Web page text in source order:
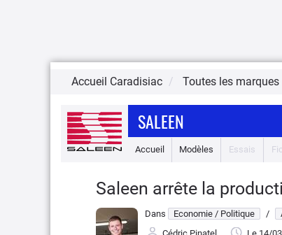
Accueil Caradisiac Toutes les marques
SALEEN
Accueil Modèles Essais
Saleen arrête la
Dans Economie / Politique /